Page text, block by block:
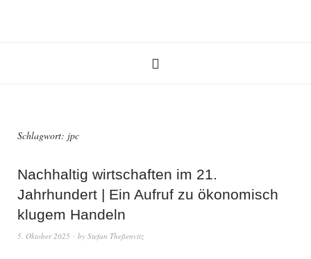
Schlagwort: jpc
Nachhaltig wirtschaften im 21.
Jahrhundert | Ein Aufruf zu ökonomisch
klugem Handeln
5. Oktober 2025 by Stefan Theßenvitz